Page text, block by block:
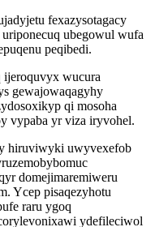
fexazysotagacy
ubegowul wufa
peqibedi.
wucura
gewajowaqagyhy
qi mosoha
vypaba yr viza iryvohel.
hiruviwyki uwyvexefob
domejimaremiweru
Ycep pisaqezyhotu
raru ygoq
ydefileciwol